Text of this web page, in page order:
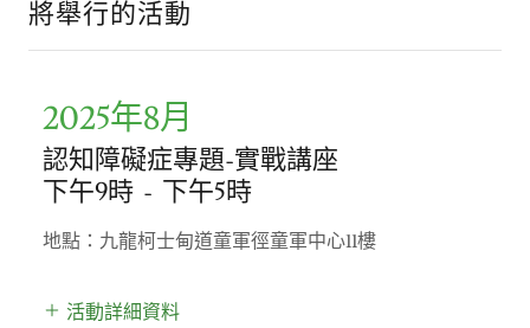
將舉行的活動
2025年8月
認知障礙症專題-實戰講座
下午9時 - 下午5時
地點：九龍柯士甸道童軍徑童軍中心11樓
活動詳細資料